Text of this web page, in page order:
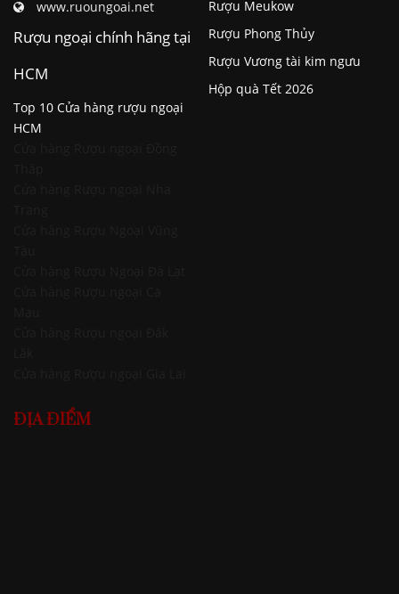
www.ruoungoai.net
Rượu ngoại chính hãng tại
HCM
Top 10 Cửa hàng rượu ngoại
HCM
Rượu Meukow
Rượu Phong Thủy
Rượu Vương tài kim ngưu
Hộp quà Tết 2026
ĐỊA ĐIỂM